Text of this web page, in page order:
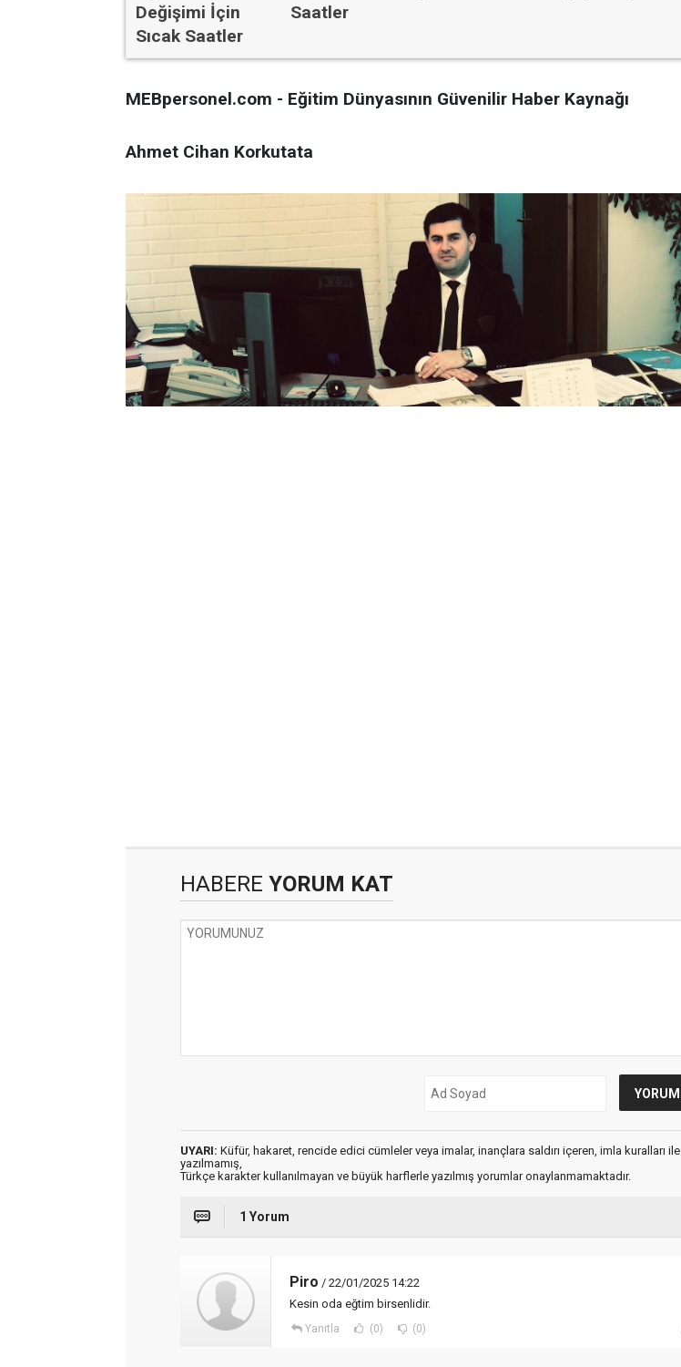
Saatler
MEBpersonel.com - Eğitim Dünyasının Güvenilir Haber Kaynağı
Ahmet Cihan Korkutata
HABERE YORUM KAT
UYARI: Küfür, hakaret, rencide edici cümleler veya imalar, inançlara saldırı içeren, imla kuralları ile
yazılmamış,
Türkçe karakter kullanılmayan ve büyük harflerle yazılmış yorumlar onaylanmamaktadır.
1 Yorum
Piro / 22/01/2025 14:22
Kesin oda eğtim birsenlidir.
Yanıtla (0) (0)